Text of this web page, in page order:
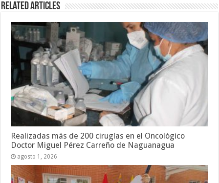
Related Articles
Realizadas más de 200 cirugías en el Oncológico
Doctor Miguel Pérez Carreño de Naguanagua
agosto 1, 2026